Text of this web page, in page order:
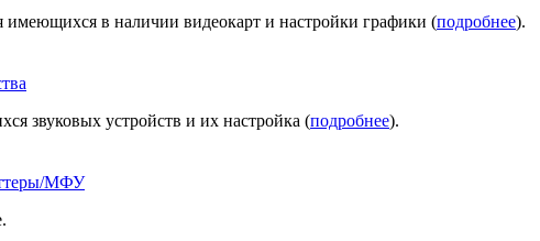
имеющихся в наличии видеокарт и настройки графики (подробнее).
звуковых устройств и их настройка (подробнее).
МФУ